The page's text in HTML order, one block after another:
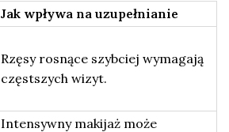
Jak wpływa na uzupełnianie
Rzęsy rosnące szybciej wymagają
częstszych wizyt.
Intensywny makijaż może